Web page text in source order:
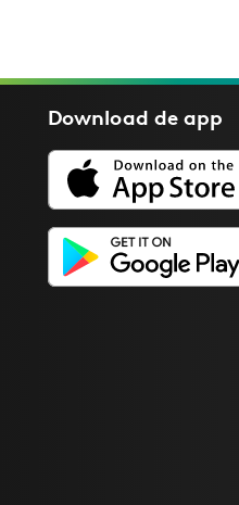
Download deapp